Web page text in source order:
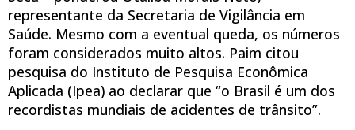
representante da Secretaria de Vigilância em
Saúde. Mesmo com a eventual queda, os números
foram considerados muito altos. Paim citou
pesquisa do Instituto de Pesquisa Econômica
Aplicada (Ipea) ao declarar que “o Brasil é um dos
recordistas mundiais de acidentes de trânsito”.